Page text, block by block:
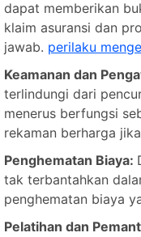
dapat memberikan
klaim asuransi dan
jawab. perilaku
Keamanan dan
terlindungi dari
menerus berfungsi
rekaman berharga
Penghematan Biaya:
tak terbantahkan
penghematan biaya
Pelatihan dan